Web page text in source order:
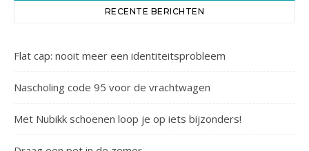
RECENTE BERICHTEN
Flat cap: nooit meer een identiteitsprobleem
Nascholing code 95 voor de vrachtwagen
Met Nubikk schoenen loop je op iets bijzonders!